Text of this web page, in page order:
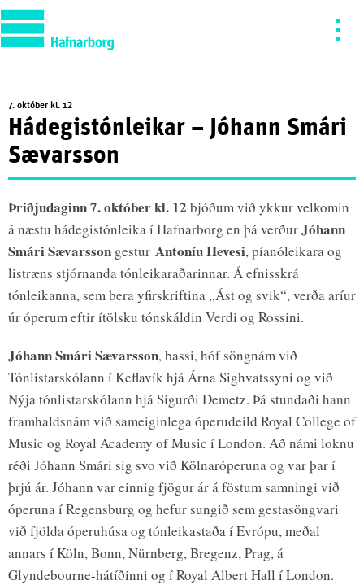
7. október kl. 12
Hádegistónleikar – Jóhann Smári
Sævarsson
Þriðjudaginn 7. október kl. 12 bjóðum við ykkur velkomin
á næstu hádegistónleika í Hafnarborg en þá verðurJóhann
Smári Sævarsson gestur Antoníu Hevesi, píanóleikara og
listræns stjórnanda tónleikaraðarinnar. Á efnisskrá
tónleikanna, sem bera yfirskriftina „Ást og svik“, verða aríur
úr óperum eftir ítölsku tónskáldin Verdi og Rossini.
Jóhann Smári Sævarsson, bassi, hóf söngnám við
Tónlistarskólann í Keflavík hjá Árna Sighvatssyni og við
Nýja tónlistarskólann hjá Sigurði Demetz. Þá stundaði hann
framhaldsnám við sameiginlega óperudeild Royal College of
Music og Royal Academy of Music í London. Að námi loknu
réði Jóhann Smári sig svo við Kölnaróperuna og var þar í
þrjú ár. Jóhann var einnig fjögur ár á föstum samningi við
óperuna í Regensburg og hefur sungið sem gestasöngvari
við fjölda óperuhúsa og tónleikastaða í Evrópu, meðal
annars í Köln, Bonn, Nürnberg, Bregenz, Prag, á
Glyndebourne-hátíðinni og í Royal Albert Hall í London.